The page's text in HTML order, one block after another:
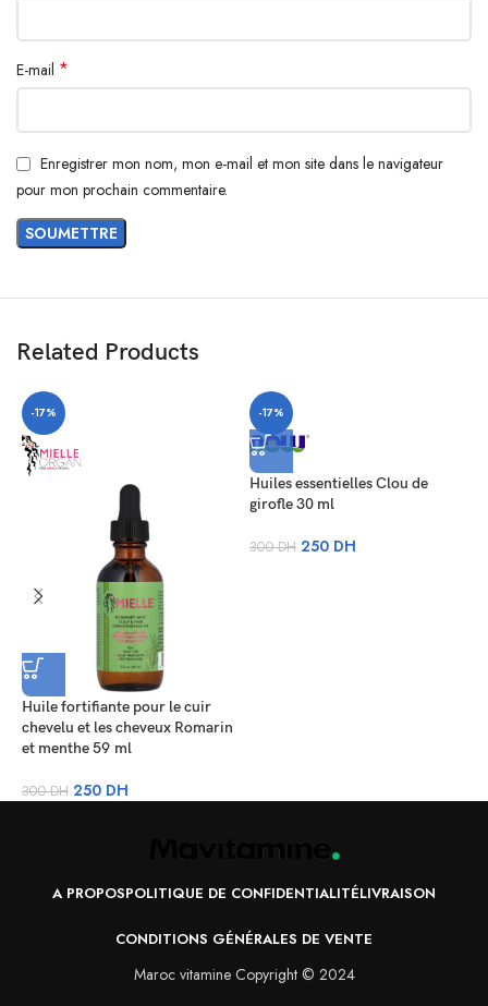
E-mail *
Enregistrer mon nom, mon e-mail et mon site dans le navigateur
pour mon prochain commentaire.
Related Products
-17%
Huile fortifiante pour le cuir
chevelu et les cheveux Romarin
et menthe 59 ml
300DH 250 DH
-17%
Huiles essentielles Clou de
girofle 30 ml
300DH 250 DH
A PROPOSPOLITIQUE DE CONFIDENTIALITÉLIVRAISON
CONDITIONS GÉNÉRALES DE VENTE
Maroc vitamine Copyright © 2024